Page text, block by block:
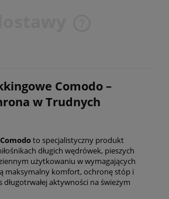
Comodo –
w Trudnych
Comodoto specjalistyczny produkt
długich wędrówek, pieszych
użytkowaniu w wymagających
maksymalny komfort, ochronę stóp i
aktywności na świeżym